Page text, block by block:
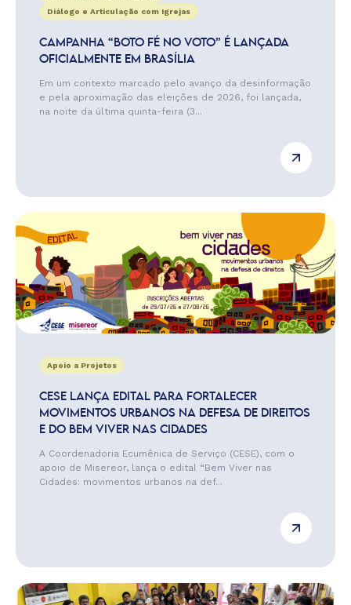
Diálogo e Articulação com Igrejas
CAMPANHA “BOTO FÉ NO VOTO” É LANÇADA
OFICIALMENTE EM BRASÍLIA
Em um contexto marcado pelo avanço da desinformação
e pela aproximação das eleições de 2026, foi lançada,
na noite da última quinta-feira (3...
Apoio a Projetos
CESE LANÇA EDITAL PARA FORTALECER
MOVIMENTOS URBANOS NA DEFESA DE DIREITOS
E DO BEM VIVER NAS CIDADES
A Coordenadoria Ecumênica de Serviço (CESE), com o
apoio de Misereor, lança o edital “Bem Viver nas
Cidades: movimentos urbanos na def...